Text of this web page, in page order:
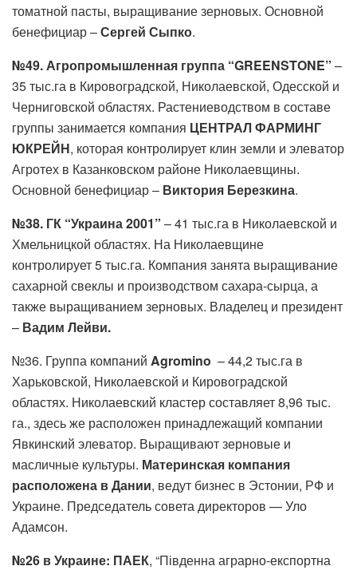
томатной пасты, выращивание зерновых. Основной
бенефициар –Сергей Сыпко.
№49. Агропромышленная группа “GREENSTONE” –
35 тыс.га в Кировоградской, Николаевской, Одесской и
Черниговской областях. Растениеводством в составе
группы занимается компания ЦЕНТРАЛ ФАРМИНГ
ЮКРЕЙН, которая контролирует клин земли и элеватор
Агротех в Казанковском районе Николаевщины.
Основной бенефициар – Виктория Березкина.
№38. ГК “Украина 2001” – 41 тыс.га в Николаевской и
Хмельницкой областях. На Николаевщине
контролирует 5 тыс.га. Компания занята выращивание
сахарной свеклы и производством сахара-сырца, а
также выращиванием зерновых. Владелец и президент
– Вадим Лейви.
№36. Группа компаний Agromino – 44,2 тыс.га в
Харьковской, Николаевской и Кировоградской
областях. Николаевский кластер составляет 8,96 тыс.
га., здесь же расположен принадлежащий компании
Явкинский элеватор. Выращивают зерновые и
масличные культуры. Материнская компания
расположена в Дании, ведут бизнес в Эстонии, РФ и
Украине. Председатель совета директоров — Уло
Адамсон.
№26 в Украине: ПАЕК, “Південна аграрно-експортна